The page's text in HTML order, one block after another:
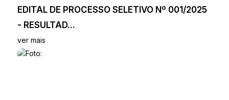
EDITAL DE PROCESSO SELETIVO Nº 001/2025
- RESULTAD...
ver mais